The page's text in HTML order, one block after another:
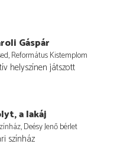
Gáspár
Református Kistemplom
helyszínen játszott
a lakáj
Deésy Jenő bérlet
színház